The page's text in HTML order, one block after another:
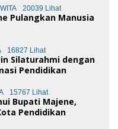
20039 Lihat
Pulangkan Manusia
16827 Lihat
Silaturahmi dengan
Pendidikan
15767 Lihat
Bupati Majene,
Pendidikan